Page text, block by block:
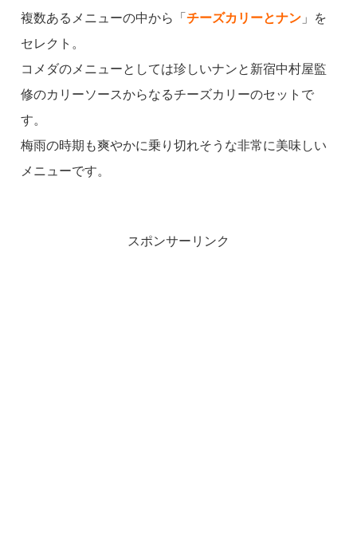
複数あるメニューの中から「 チーズカリーとナン 」を
セレクト。
コメダのメニューとしては珍しいナンと新宿中村屋監
修のカリーソースからなるチーズカリーのセットで
す。
梅雨の時期も爽やかに乗り切れそうな非常に美味しい
メニューです。
スポンサーリンク